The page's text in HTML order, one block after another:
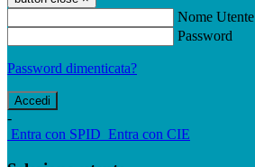
Nome Utente
Password
Password dimenticata?
-
Entra con SPID Entra con CIE